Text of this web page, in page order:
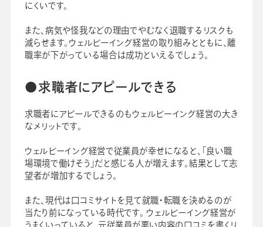
にくいです。
また、病気や怪我などの理由でやむなく退職するリスクも
減らせます。ウェルビーイング経営の取り組みとともに、離
職率が下がっている場合は成功といえるでしょう。
●求職者にアピールできる
求職者にアピールできるのもウェルビーイング経営の大き
なメリットです。
ウェルビーイング経営で従業員が幸せになると、「良い職
場環境で働けそう」だと感じる人が増えます。結果として志
望者が増加するでしょう。
また、現代は口コミサイトを見て就職・転職を決めるのが
当たり前になっている時代です。 ウェルビーイング経営が
うまくいっていると、元従業員が悪い内容の口コミを書くリ